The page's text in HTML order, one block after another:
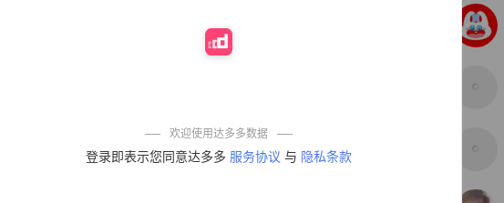
欢迎使用达多多数据
登录即表示您同意达多多 服务协议 与 隐私条款
衣粉轻松搓洗去
污渍除菌除螨3倍
免煮开袋即食劲
艾草抽绳式免撕
垃圾袋大号特厚
50% 4,154